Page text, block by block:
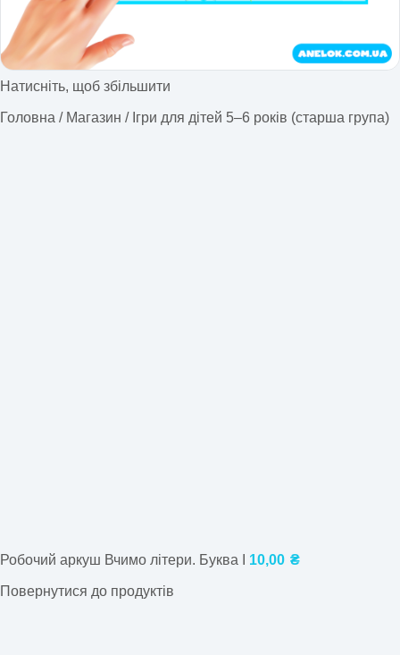
Натисніть, щоб збільшити
Головна / Магазин / Ігри для дітей 5–6 років (старша група)
Робочий аркуш Вчимо літери. Буква І 10,00 ₴
Повернутися до продуктів